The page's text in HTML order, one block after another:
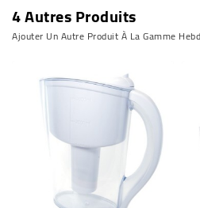
4 Autres Produits
Ajouter Un Autre Produit À La Gamme